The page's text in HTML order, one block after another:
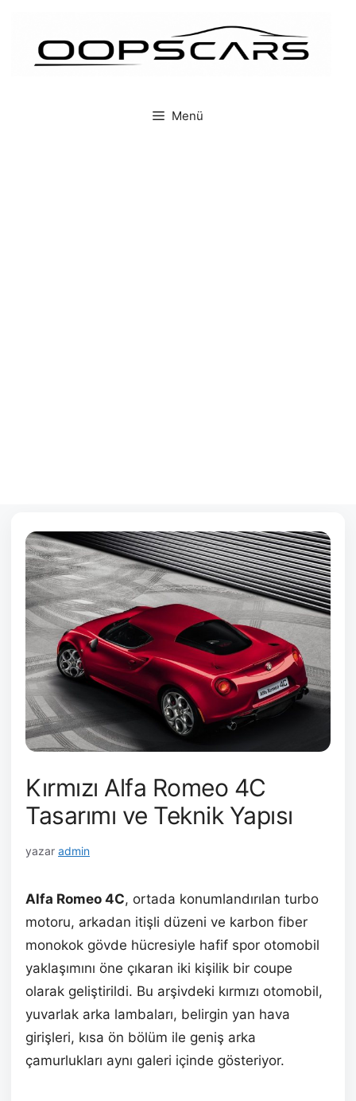
Menü
Kırmızı Alfa Romeo 4C
Tasarımı ve Teknik Yapısı
yazar admin
Alfa Romeo 4C, ortada konumlandırılan turbo
motoru, arkadan itişli düzeni ve karbon fiber
monokok gövde hücresiyle hafif spor otomobil
yaklaşımını öne çıkaran iki kişilik bir coupe
olarak geliştirildi. Bu arşivdeki kırmızı otomobil,
yuvarlak arka lambaları, belirgin yan hava
girişleri, kısa ön bölüm ile geniş arka
çamurlukları aynı galeri içinde gösteriyor.